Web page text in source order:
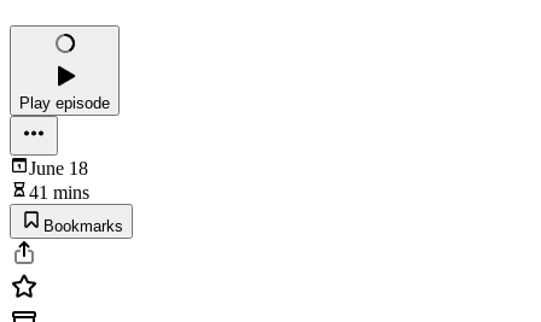
Play episode
June 18
41 mins
Bookmarks